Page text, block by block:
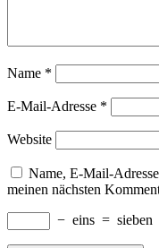
Name *
E-Mail-Adresse *
Website
Name, E-Mail-
meinen nächsten
− eins = sieben